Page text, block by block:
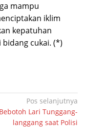
mampu
iklim
kepatuhan
cukai. (*)
Pos selanjutnya
Lari Tunggang-
langgang saat Polisi